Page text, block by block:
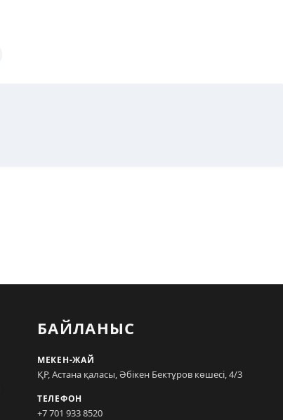
БАЙЛАНЫС
МЕКЕН-ЖАЙ
ҚР, Астана қаласы, Әбікен Бектұров көшесі, 4/3
ТЕЛЕФОН
+7 701 933 8520